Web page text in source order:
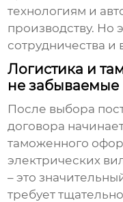
технологиям и
производству. Но
сотрудничества и
Логистика и
не
После выбора
договора
таможенного
электрических
– это
требует